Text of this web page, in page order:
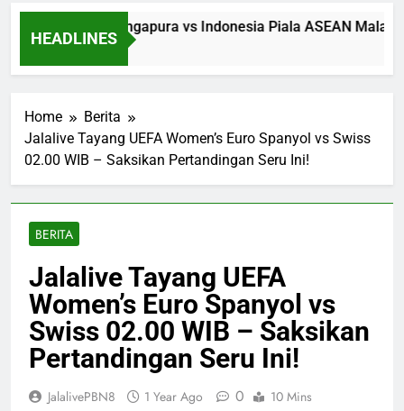
HEADLINES
Streaming Singapura vs Indonesia Piala ASEAN Malam
Ago
Home
Berita
Jalalive Tayang UEFA Women’s Euro Spanyol vs Swiss
02.00 WIB – Saksikan Pertandingan Seru Ini!
BERITA
Jalalive Tayang UEFA
Women’s Euro Spanyol vs
Swiss 02.00 WIB – Saksikan
Pertandingan Seru Ini!
JalalivePBN8 1 Year Ago 0 10 Mins